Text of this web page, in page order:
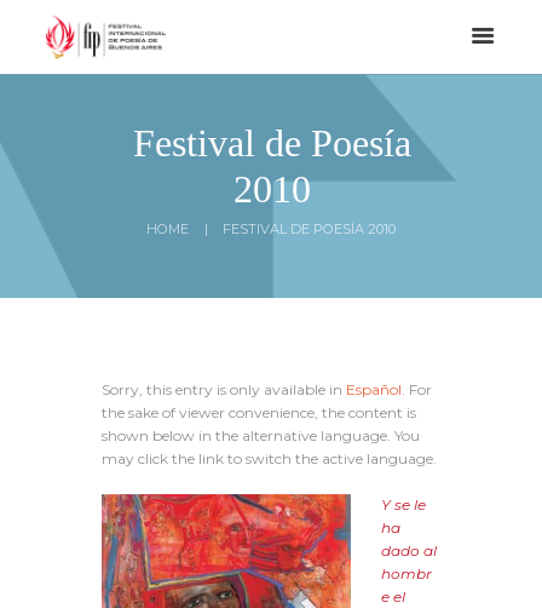
Festival de Poesía
2010
HOME FESTIVAL DE POESÍA 2010
Sorry, this entry is only available in Español . For
the sake of viewer convenience, the content is
shown below in the alternative language. You
may click the link to switch the active language.
Y se le
ha
dado al
hombr
e el